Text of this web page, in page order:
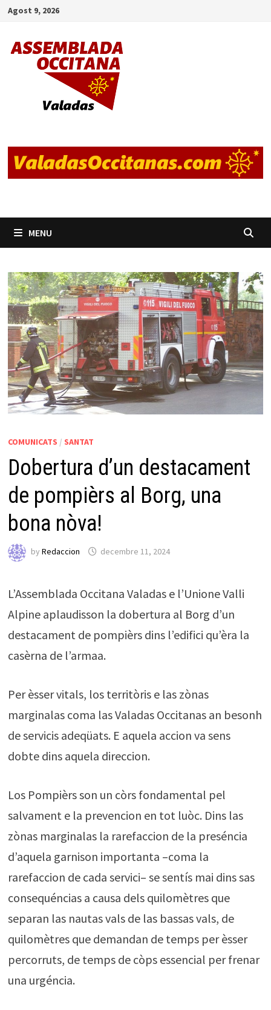
Skip
content
Agost 9, 2026
MENU
COMUNICATS / SANTAT
Dobertura d’un destacament
de pompièrs al Borg, una
bona nòva!
by Redaccion decembre 11, 2024
L’Assemblada Occitana Valadas e l’Unione Valli
Alpine aplaudisson la dobertura al Borg d’un
destacament de pompièrs dins l’edifici qu’èra la
casèrna de l’armaa.
Per èsser vitals, los territòris e las zònas
marginalas coma las Valadas Occitanas an besonh
de servicis adeqüats. E aquela accion va sens
dobte dins aquela direccion.
Los Pompièrs son un còrs fondamental pel
salvament e la prevencion en tot luòc. Dins las
zònas marginalas la rarefaccion de la preséncia
d’aquela garnison importanta –coma la
rarefaccion de cada servici– se sentís mai dins sas
consequéncias a causa dels quilomètres que
separan las nautas vals de las bassas vals, de
quilomètres que demandan de temps per èsser
percorruts, de temps de còps essencial per frenar
una urgéncia.